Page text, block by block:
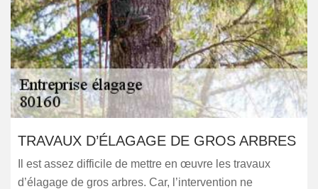
TRAVAUX D’ÉLAGAGE DE GROS ARBRES
Il est assez difficile de mettre en œuvre les travaux
d’élagage de gros arbres. Car, l’intervention ne